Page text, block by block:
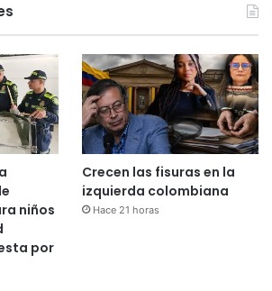
niños
por
Crecen las fisuras en la
izquierda colombiana
Hace 21 horas